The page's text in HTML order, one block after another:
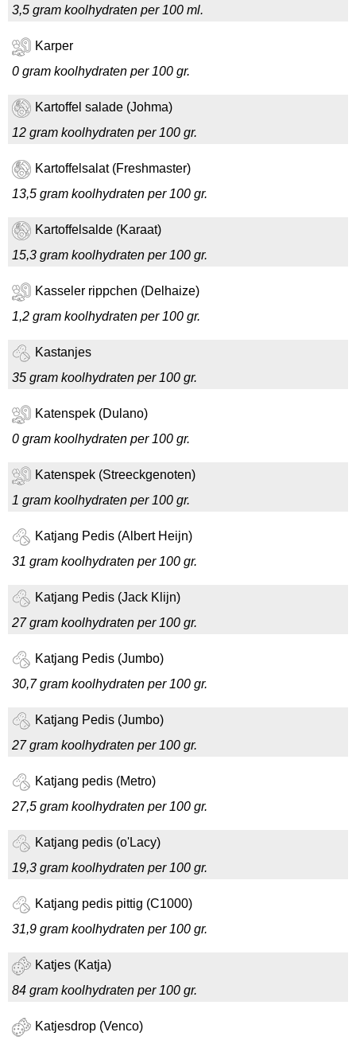
3,5 gram koolhydraten per 100 ml.
Karper
0 gram koolhydraten per 100 gr.
Kartoffel salade (Johma)
12 gram koolhydraten per 100 gr.
Kartoffelsalat (Freshmaster)
13,5 gram koolhydraten per 100 gr.
Kartoffelsalde (Karaat)
15,3 gram koolhydraten per 100 gr.
Kasseler rippchen (Delhaize)
1,2 gram koolhydraten per 100 gr.
Kastanjes
35 gram koolhydraten per 100 gr.
Katenspek (Dulano)
0 gram koolhydraten per 100 gr.
Katenspek (Streeckgenoten)
1 gram koolhydraten per 100 gr.
Katjang Pedis (Albert Heijn)
31 gram koolhydraten per 100 gr.
Katjang Pedis (Jack Klijn)
27 gram koolhydraten per 100 gr.
Katjang Pedis (Jumbo)
30,7 gram koolhydraten per 100 gr.
Katjang Pedis (Jumbo)
27 gram koolhydraten per 100 gr.
Katjang pedis (Metro)
27,5 gram koolhydraten per 100 gr.
Katjang pedis (o'Lacy)
19,3 gram koolhydraten per 100 gr.
Katjang pedis pittig (C1000)
31,9 gram koolhydraten per 100 gr.
Katjes (Katja)
84 gram koolhydraten per 100 gr.
Katjesdrop (Venco)